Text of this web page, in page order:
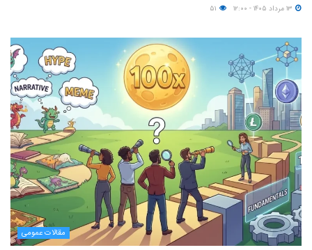
مقالات عمومی